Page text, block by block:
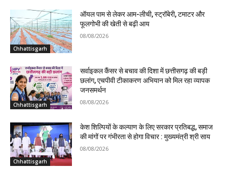
Chhattisgarh
ऑयल पाम से लेकर आम-लीची, स्ट्रॉबेरी, टमाटर और
फूलगोभी की खेती से बढ़ी आय
08/08/2026
Chhattisgarh
सर्वाइकल कैंसर से बचाव की दिशा में छत्तीसगढ़ की बड़ी
छलांग, एचपीवी टीकाकरण अभियान को मिल रहा व्यापक
जनसमर्थन
08/08/2026
Chhattisgarh
केश शिल्पियों के कल्याण के लिए सरकार प्रतिबद्ध, समाज
की मांगों पर गंभीरता से होगा विचार : मुख्यमंत्री श्री साय
08/08/2026